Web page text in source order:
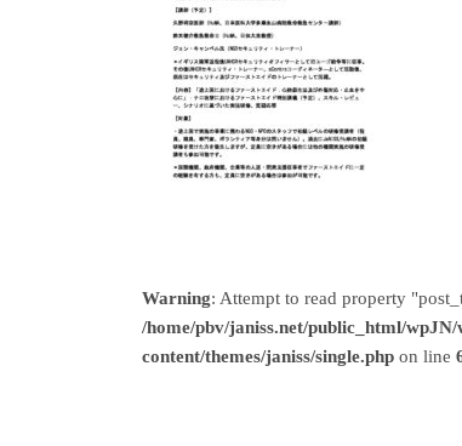
Warning: Attempt to read property
/home/pbv/janiss.net/public_html/wpJN/
content/themes/janiss/single.php on line